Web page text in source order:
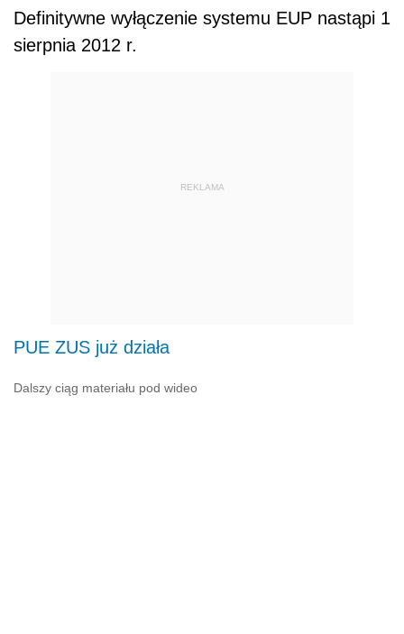
Definitywne wyłączenie systemu EUP nastąpi 1
sierpnia 2012 r.
REKLAMA
PUE ZUS już działa
Dalszy ciąg materiału pod wideo